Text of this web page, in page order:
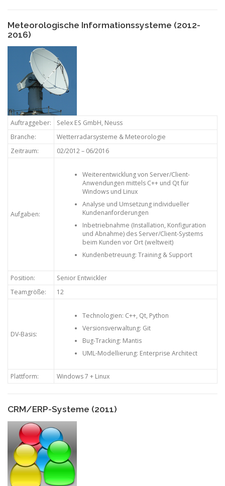
Meteorologische Informationssysteme (2012-
2016)
Auftraggeber:
Selex ES GmbH, Neuss
Branche:
Wetterradarsysteme & Meteorologie
Zeitraum:
02/2012 – 06/2016
Aufgaben:
Weiterentwicklung von Server/Client-
Anwendungen mittels C++ und Qt für
Windows und Linux
Analyse und Umsetzung individueller
Kundenanforderungen
Inbetriebnahme (Installation, Konfiguration
und Abnahme) des Server/Client-Systems
beim Kunden vor Ort (weltweit)
Kundenbetreuung: Training & Support
Position:
Senior Entwickler
Teamgröße:
12
DV-Basis:
Technologien: C++, Qt, Python
Versionsverwaltung: Git
Bug-Tracking: Mantis
UML-Modellierung: Enterprise Architect
Plattform: Windows 7 + Linux
CRM/ERP-Systeme (2011)